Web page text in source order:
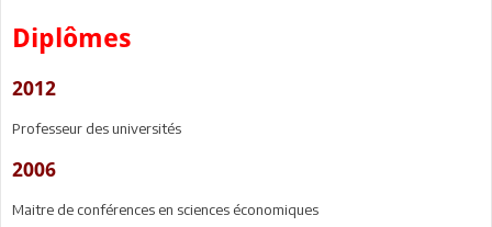
Diplômes
2012
Professeur des universités
2006
Maitre de conférences en sciences économiques